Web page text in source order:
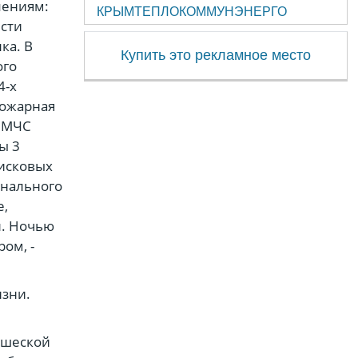
В
х
МЧС
3
Ночью
-
КРЫМТЕПЛОКОММУНЭНЕРГО
Купить это рекламное место